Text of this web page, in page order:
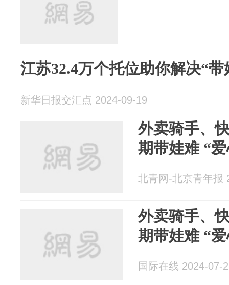
江苏32.4万个托位助你解决“带
新华日报交汇点 2024-09-19
外卖骑手、
期带娃难 “
北青网-北京青年报
外卖骑手、
期带娃难 “
国际在线 2024-07-